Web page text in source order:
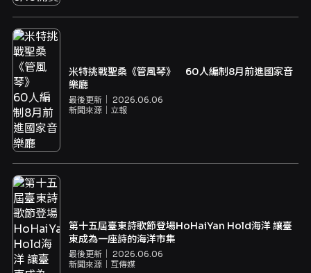
米特挑戰聖桑《管風琴》 60人編制8月前進國家音
樂廳
最後更新｜ 2026.06.06
新聞來源｜ 立報
第十五屆臺東詩歌節登場HoHaiYan Hold海洋 讓臺
東成為一座詩的海洋市集
最後更新｜ 2026.06.06
新聞來源｜ 互傳媒